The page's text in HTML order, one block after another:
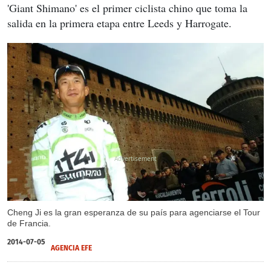
'Giant Shimano' es el primer ciclista chino que toma la
salida en la primera etapa entre Leeds y Harrogate.
Cheng Ji es la gran esperanza de su país para agenciarse el Tour
de Francia.
X
2014-07-05
AGENCIA EFE